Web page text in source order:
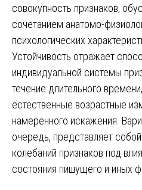
совокупность признаков,
сочетанием анатомо-
психологических
Устойчивость отражает
индивидуальной системы
течение длительного
естественные возрастные
намеренного искажения.
очередь, представляет
колебаний признаков под
состояния пишущего и иных